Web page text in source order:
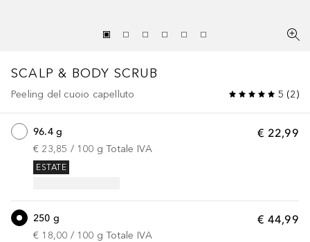
SCALP & BODY SCRUB
Peeling del cuoio capelluto 5 (2)
€ 22,99
96.4 g
€ 23,85 / 100 g Totale IVA
ESTATE
€ 44,99
250 g
€ 18,00 / 100 g Totale IVA